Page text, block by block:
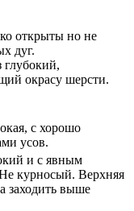
открыты но не
дуг.
глубокий,
окрасу шерсти.
с хорошо
усов.
и с явным
курносый. Верхняя
заходить выше